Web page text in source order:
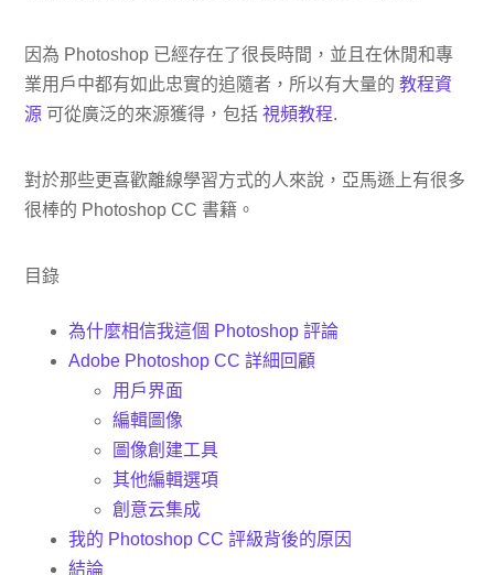
因為 Photoshop 已經存在了很長時間，並且在休閒和專
業用戶中都有如此忠實的追隨者，所以有大量的教程資
源 可從廣泛的來源獲得，包括視頻教程.
對於那些更喜歡離線學習方式的人來說，亞馬遜上有很多
很棒的 Photoshop CC 書籍。
目錄
為什麼相信我這個 Photoshop 評論
Adobe Photoshop CC 詳細回顧
用戶界面
編輯圖像
圖像創建工具
其他編輯選項
創意云集成
我的 Photoshop CC 評級背後的原因
結論